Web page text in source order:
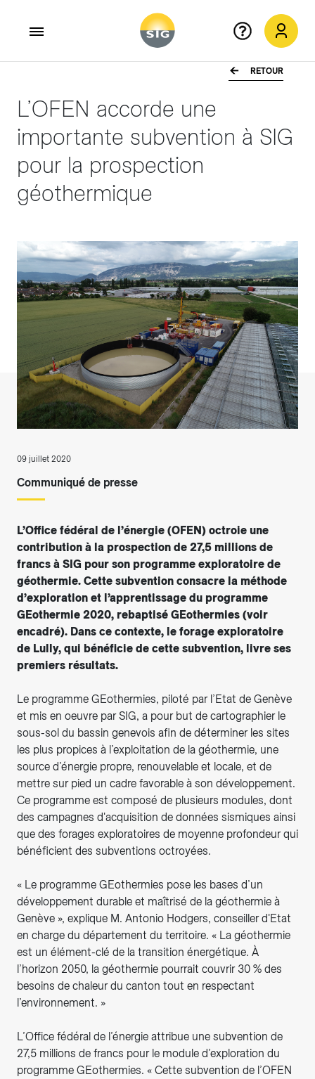
RETOUR
L’OFEN accorde une
importante subvention à SIG
pour la prospection
géothermique
09 juillet 2020
Communiqué de presse
L’Office fédéral de l’énergie (OFEN) octroie une
contribution à la prospection de 27,5 millions de
francs à SIG pour son programme exploratoire de
géothermie. Cette subvention consacre la méthode
d’exploration et l’apprentissage du programme
GEothermie 2020, rebaptisé GEothermies (voir
encadré). Dans ce contexte, le forage exploratoire
de Lully, qui bénéficie de cette subvention, livre ses
premiers résultats.
Le programme GEothermies, piloté par l’Etat de Genève
et mis en oeuvre par SIG, a pour but de cartographier le
sous-sol du bassin genevois afin de déterminer les sites
les plus propices à l’exploitation de la géothermie, une
source d’énergie propre, renouvelable et locale, et de
mettre sur pied un cadre favorable à son développement.
Ce programme est composé de plusieurs modules, dont
des campagnes d'acquisition de données sismiques ainsi
que des forages exploratoires de moyenne profondeur qui
bénéficient des subventions octroyées.
« Le programme GEothermies pose les bases d’un
développement durable et maîtrisé de la géothermie à
Genève », explique M. Antonio Hodgers, conseiller d'Etat
en charge du département du territoire. « La géothermie
est un élément-clé de la transition énergétique. À
l’horizon 2050, la géothermie pourrait couvrir 30 % des
besoins de chaleur du canton tout en respectant
l’environnement. »
L’Office fédéral de l’énergie attribue une subvention de
27,5 millions de francs pour le module d’exploration du
programme GEothermies. « Cette subvention de l’OFEN